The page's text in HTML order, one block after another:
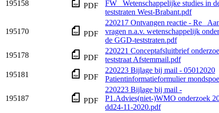
195158 PDF
FW_ Wetenschappelijke studies in
teststraten West-Brabant.pdf
195170 PDF
220217 Ontvangen reactie - Re_
vragen n.a.v. wetenschappelijk
de GGD-teststraten.pdf
195178
PDF
220221 Conceptafsluitbrief
teststraat Afstemmail.pdf
195181
PDF
220223 Bijlage bij mail - 05012020
Patientinformatieformulier
195187 PDF
220223 Bijlage bij mail -
P1.Advies(niet-)WMO onderzoek
dd24-11-2020.pdf